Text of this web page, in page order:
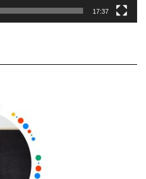
17:37